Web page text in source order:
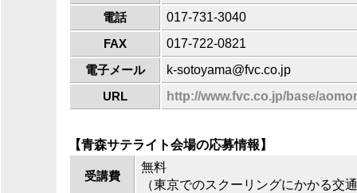
電話 017-731-3040
FAX 017-722-0821
電子メール k-sotoyama@fvc.co.jp
URL http://www.fvc.co.jp/base/
【青森サテライト会場の応募情報】
受講費
無料
（東京でのスクーリングにかかる交